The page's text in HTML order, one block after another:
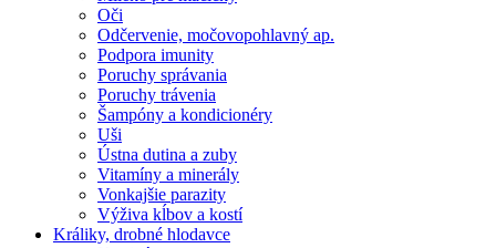
Oči
Odčervenie, močovopohlavný ap.
Podpora imunity
Poruchy správania
Poruchy trávenia
Šampóny a kondicionéry
Uši
Ústna dutina a zuby
Vitamíny a minerály
Vonkajšie parazity
Výživa kĺbov a kostí
Králiky, drobné hlodavce